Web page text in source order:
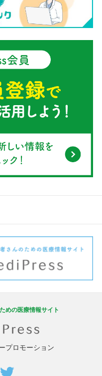
めの医療情報サイト
プロモーション